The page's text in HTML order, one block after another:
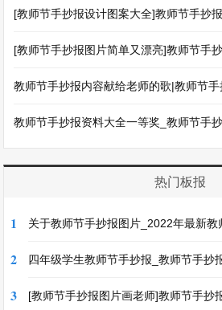
[教师节手抄报设计图案大全]教师节手抄
[教师节手抄报图片简单又漂亮]教师节手
教师节手抄报内容献给老师的歌|教师节
教师节手抄报资料大全一等奖_教师节手
热门板报
1 关于教师节手抄报图片_2022年最新
2 四年级学生教师节手抄报_教师节手抄
3 [教师节手抄报图片画老师]教师节手抄